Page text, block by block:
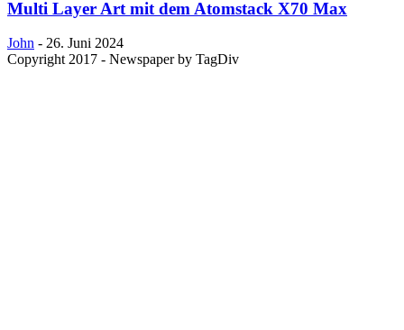
Multi Layer Art mit dem Atomstack X70 Max
John - 26. Juni 2024
Copyright 2017 - Newspaper by TagDiv